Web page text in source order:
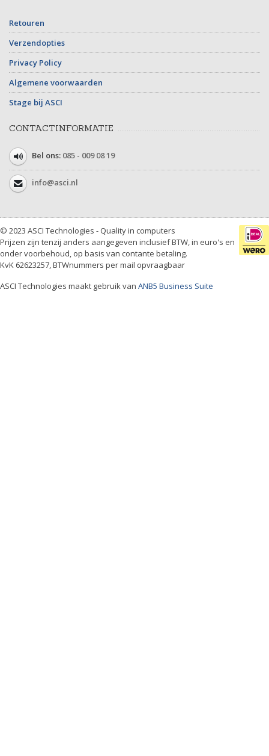
Retouren
Verzendopties
Privacy Policy
Algemene voorwaarden
Stage bij ASCI
CONTACTINFORMATIE
Bel ons: 085 - 009 08 19
info@asci.nl
© 2023 ASCI Technologies - Quality in computers
Prijzen zijn tenzij anders aangegeven inclusief BTW, in euro's en
onder voorbehoud, op basis van contante betaling.
KvK 62623257, BTWnummers per mail opvraagbaar
ASCI Technologies maakt gebruik van ANB5 Business Suite